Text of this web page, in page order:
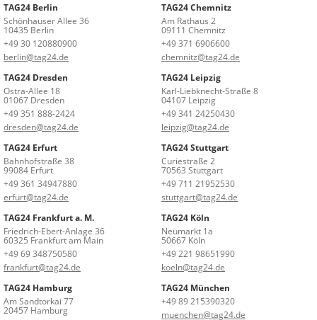
TAG24 Berlin
Schönhauser Allee 36
10435 Berlin
+49 30 120880900
berlin@tag24.de
TAG24 Chemnitz
Am Rathaus 2
09111 Chemnitz
+49 371 6906600
chemnitz@tag24.de
TAG24 Dresden
Ostra-Allee 18
01067 Dresden
+49 351 888-2424
dresden@tag24.de
TAG24 Leipzig
Karl-Liebknecht-Straße 8
04107 Leipzig
+49 341 24250430
leipzig@tag24.de
TAG24 Erfurt
Bahnhofstraße 38
99084 Erfurt
+49 361 34947880
erfurt@tag24.de
TAG24 Stuttgart
Curiestraße 2
70563 Stuttgart
+49 711 21952530
stuttgart@tag24.de
TAG24 Frankfurt a. M.
Friedrich-Ebert-Anlage 36
60325 Frankfurt am Main
+49 69 348750580
frankfurt@tag24.de
TAG24 Köln
Neumarkt 1a
50667 Köln
+49 221 98651990
koeln@tag24.de
TAG24 Hamburg
Am Sandtorkai 77
20457 Hamburg
TAG24 München
+49 89 215390320
muenchen@tag24.de